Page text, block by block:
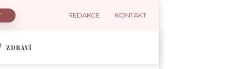
REDAKCE KONTAKT
ZDRAVÍ